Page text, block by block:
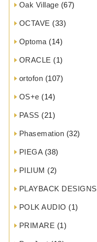
Oak Village (67)
OCTAVE (33)
Optoma (14)
ORACLE (1)
ortofon (107)
OS+e (14)
PASS (21)
Phasemation (32)
PIEGA(38)
PILIUM (2)
PLAYBACK DESIGNS
POLK AUDIO (1)
PRIMARE (1)